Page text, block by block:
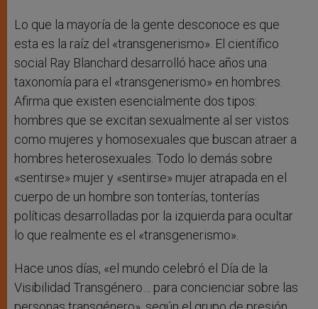
Lo que la mayoría de la gente desconoce es que
esta es la raíz del «transgenerismo». El científico
social Ray Blanchard desarrolló hace años una
taxonomía para el «transgenerismo» en hombres.
Afirma que existen esencialmente dos tipos:
hombres que se excitan sexualmente al ser vistos
como mujeres y homosexuales que buscan atraer a
hombres heterosexuales. Todo lo demás sobre
«sentirse» mujer y «sentirse» mujer atrapada en el
cuerpo de un hombre son tonterías, tonterías
políticas desarrolladas por la izquierda para ocultar
lo que realmente es el «transgenerismo».
Hace unos días, «el mundo celebró el Día de la
Visibilidad Transgénero… para concienciar sobre las